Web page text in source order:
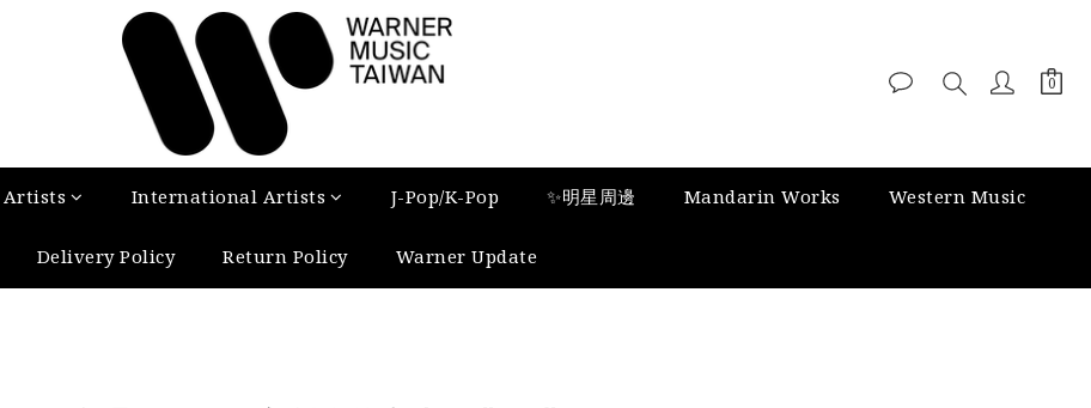
International Artists J-Pop/K-Pop ✨明星周邊 Mandarin Works Western Music
Delivery Policy Return Policy Warner Update